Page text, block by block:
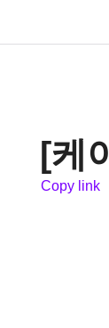
[케
Copy link